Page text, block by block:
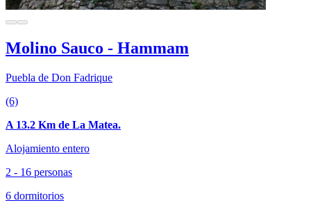
Molino Sauco - Hammam
Puebla de Don Fadrique
(6)
A 13.2 Km de La Matea.
Alojamiento entero
2 - 16 personas
6 dormitorios